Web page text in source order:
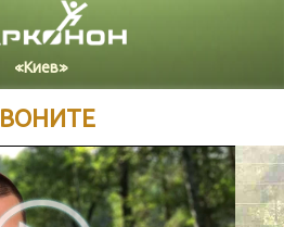
Русский